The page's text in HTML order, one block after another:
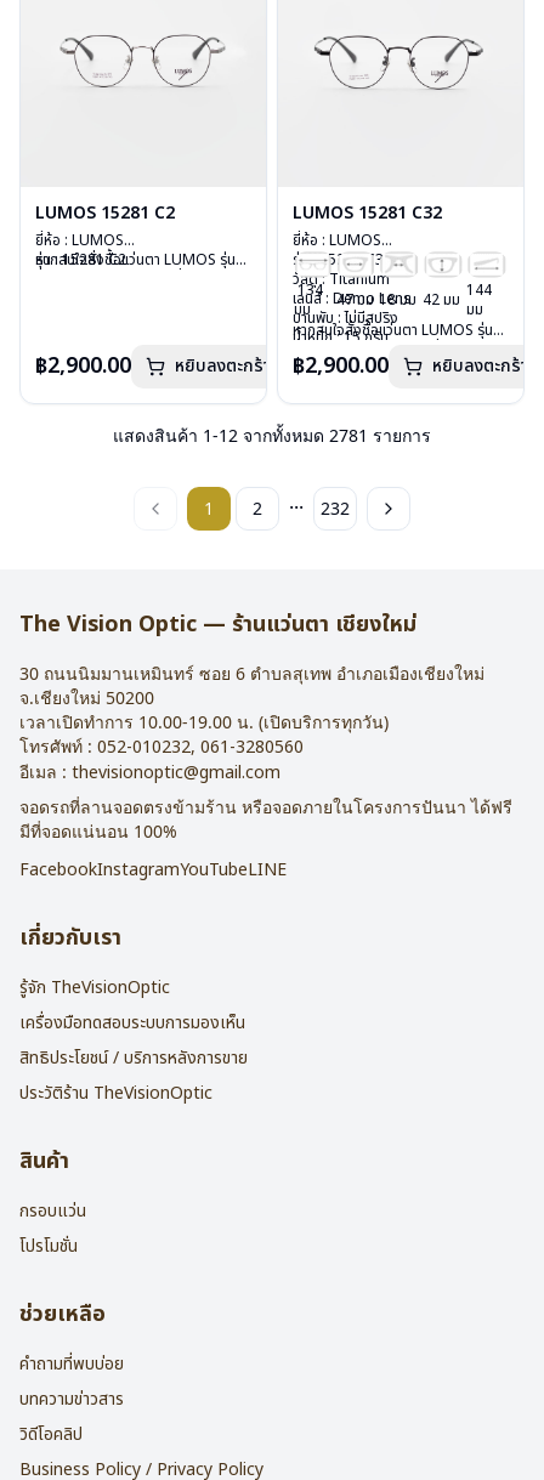
LUMOS 15281 C2
ยี่ห้อ : LUMOS
รุ่น : 15281 C2
อุปกรณ์ : กล่องแว่น , ผ้าเช็ดแว่น
การรับประกัน : 2 ปี
หากสนใจสั่งชื้อแว่นตา LUMOS รุ่น
฿2,900.00 หยิบลงตะกร้า
LUMOS 15281 C32
ยี่ห้อ : LUMOS
รุ่น : 15281 C32
วัสดุ : Titanium
เลนส์ : Demo Lens
บานพับ : ไม่มีสปริง
น้ำหนัก : 15 กรัม
อุปกรณ์ : กล่องแว่น , ผ้าเช็ดแว่น
การรับประกัน : 2 ปี
134
มม
47 มม 18 มม 42 มม 144
มม
หากสนใจสั่งชื้อแว่นตา LUMOS รุ่น
กรุณาติดต่อเราคลิก
฿2,900.00 หยิบลงตะกร้า
แสดงสินค้า 1-12 จากทั้งหมด 2781 รายการ
1 2 ... 232
The Vision Optic — ร้านแว่นตา เชียงใหม่
30 ถนนนิมมานเหมินทร์ ซอย 6 ตำบลสุเทพ อำเภอเมืองเชียงใหม่
จ.เชียงใหม่ 50200
เวลาเปิดทำการ 10.00-19.00 น. (เปิดบริการทุกวัน)
โทรศัพท์ : 052-010232, 061-3280560
อีเมล : thevisionoptic@gmail.com
จอดรถที่ลานจอดตรงข้ามร้าน หรือจอดภายในโครงการปันนา ได้ฟรี
มีที่จอดแน่นอน 100%
FacebookInstagramYouTubeLINE
เกี่ยวกับเรา
รู้จัก TheVisionOptic
เครื่องมือทดสอบระบบการมองเห็น
สิทธิประโยชน์ / บริการหลังการขาย
ประวัติร้าน TheVisionOptic
สินค้า
กรอบแว่น
โปรโมชั่น
ช่วยเหลือ
คำถามที่พบบ่อย
บทความข่าวสาร
วิดีโอคลิป
Business Policy / Privacy Policy